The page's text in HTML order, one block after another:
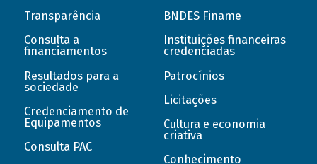
Transparência
Consulta a
financiamentos
Resultados para a
sociedade
Credenciamento de
Equipamentos
Consulta PAC
BNDES Finame
Instituições financeiras
credenciadas
Patrocínios
Licitações
Cultura e economia
criativa
Conhecimento